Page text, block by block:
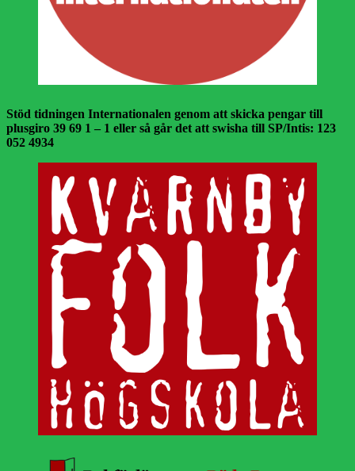
Stöd tidningen Internationalen genom att skicka pengar till
plusgiro 39 69 1 – 1 eller så går det att swisha till SP/Intis: 123
052 4934